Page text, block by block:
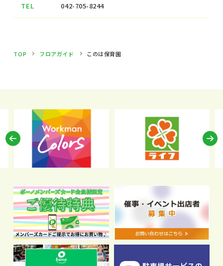
TEL 042-705-8244
TOP フロアガイド このは保育園
Previous